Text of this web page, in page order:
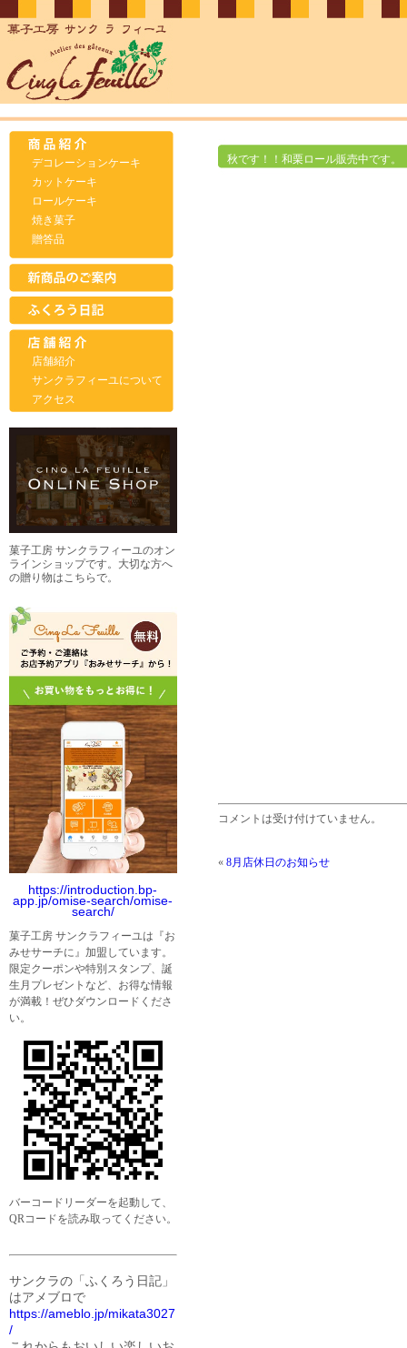
デコレーションケーキ
カットケーキ
ロールケーキ
焼き菓子
贈答品
店舗紹介
サンクラフィーユについて
アクセス
菓子工房 サンクラフィーユのオン
ラインショップです。大切な方へ
の贈り物はこちらで。
https://introduction.bp-
app.jp/omise-search/omise-
search/
菓子工房 サンクラフィーユは『お
みせサーチに』加盟しています。
限定クーポンや特別スタンプ、誕
生月プレゼントなど、お得な情報
が満載！ぜひダウンロードくださ
い。
バーコードリーダーを起動して、
QRコードを読み取ってください。
サンクラの「ふくろう日記」
はアメブロで
https://ameblo.jp/mikata3027
/
秋です！！和栗ロール販売中です。
コメントは受け付けていません。
« 8月店休日のお知らせ